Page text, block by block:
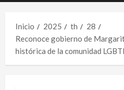
Inicio 2025 th
28
Reconoce gobierno de
histórica de la comunidad